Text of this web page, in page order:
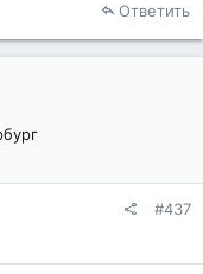
Ответить
#437